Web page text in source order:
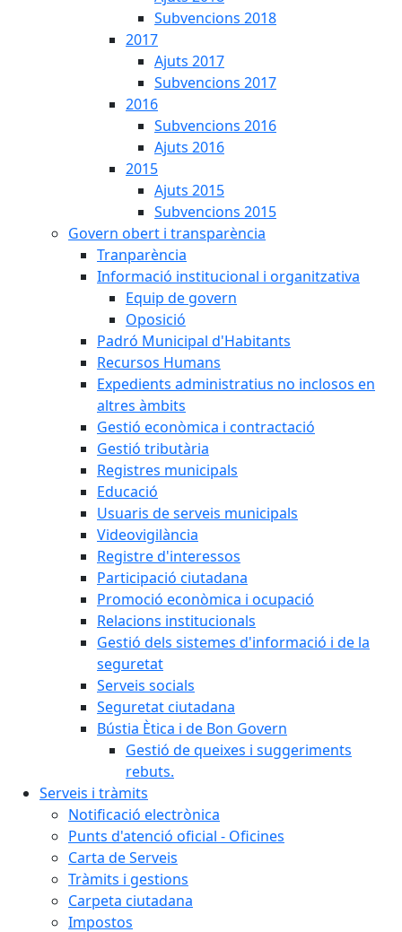
Subvencions 2018
2017
Ajuts 2017
Subvencions 2017
2016
Subvencions 2016
Ajuts 2016
2015
Ajuts 2015
Subvencions 2015
Govern obert i transparència
Tranparència
Informació institucional i organitzativa
Equip de govern
Oposició
Padró Municipal d'Habitants
Recursos Humans
Expedients administratius no inclosos en
altres àmbits
Gestió econòmica i contractació
Gestió tributària
Registres municipals
Educació
Usuaris de serveis municipals
Videovigilància
Registre d'interessos
Participació ciutadana
Promoció econòmica i ocupació
Relacions institucionals
Gestió dels sistemes d'informació i de la
seguretat
Serveis socials
Seguretat ciutadana
Bústia Ètica i de Bon Govern
Gestió de queixes i suggeriments
rebuts.
Serveis i tràmits
Notificació electrònica
Punts d'atenció oficial - Oficines
Carta de Serveis
Tràmits i gestions
Carpeta ciutadana
Impostos